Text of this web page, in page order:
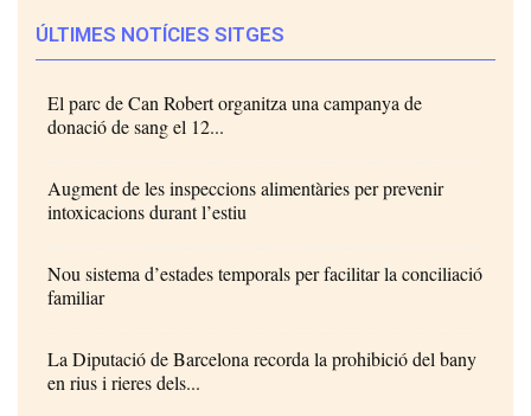
ÚLTIMES NOTÍCIES SITGES
El parc de Can Robert organitza una campanya de
donació de sang el 12...
Augment de les inspeccions alimentàries per prevenir
intoxicacions durant l’estiu
Nou sistema d’estades temporals per facilitar la conciliació
familiar
La Diputació de Barcelona recorda la prohibició del bany
en rius i rieres dels...